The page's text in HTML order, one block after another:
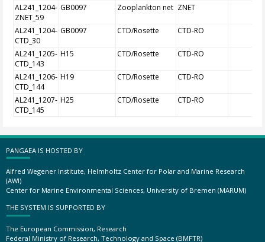
AL241_1204-
ZNET_59
GB0097 Zooplankton net ZNET
AL241_1204-
CTD_30
GB0097 CTD/Rosette CTD-RO
AL241_1205-
CTD_143
H15 CTD/Rosette CTD-RO
AL241_1206-
CTD_144
H19 CTD/Rosette CTD-RO
AL241_1207-
CTD_145
H25 CTD/Rosette CTD-RO
PANGAEA IS HOSTED BY
Alfred Wegener Institute, Helmholtz Center for Polar and Marine Research
(AWI)
Center for Marine Environmental Sciences, University of Bremen (MARUM)
THE SYSTEM IS SUPPORTED BY
The European Commission, Research
Federal Ministry of Research, Technology and Space (BMFTR)